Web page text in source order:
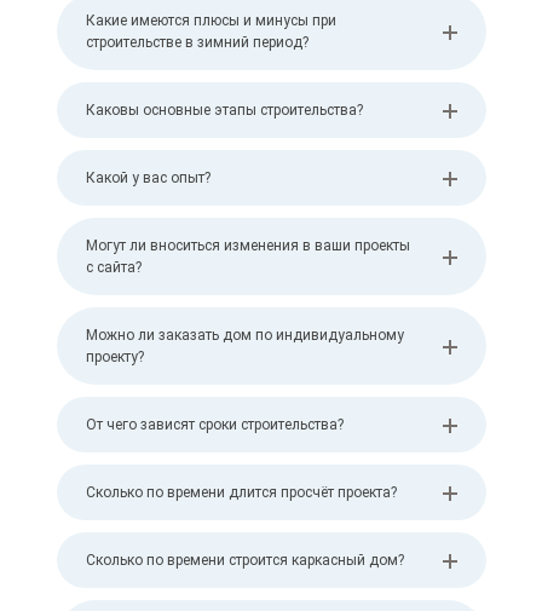
Какие имеются плюсы и минусы при
строительстве в зимний период?
Каковы основные этапы строительства?
Какой у вас опыт?
Могут ли вноситься изменения в ваши проекты
с сайта?
Можно ли заказать дом по индивидуальному
проекту?
От чего зависят сроки строительства?
Сколько по времени длится просчёт проекта?
Сколько по времени строится каркасный дом?